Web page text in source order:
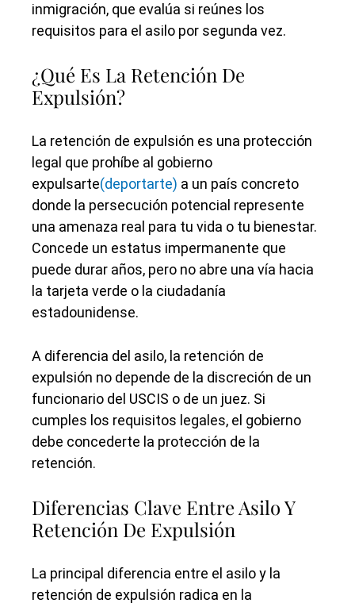
inmigración, que evalúa si reúnes los
requisitos para el asilo por segunda vez.
¿Qué Es La Retención De
Expulsión?
La retención de expulsión es una protección
legal que prohíbe al gobierno
expulsarte(deportarte) a un país concreto
donde la persecución potencial represente
una amenaza real para tu vida o tu bienestar.
Concede un estatus impermanente que
puede durar años, pero no abre una vía hacia
la tarjeta verde o la ciudadanía
estadounidense.
A diferencia del asilo, la retención de
expulsión no depende de la discreción de un
funcionario del USCIS o de un juez. Si
cumples los requisitos legales, el gobierno
debe concederte la protección de la
retención.
Diferencias Clave Entre Asilo Y
Retención De Expulsión
La principal diferencia entre el asilo y la
retención de expulsión radica en la